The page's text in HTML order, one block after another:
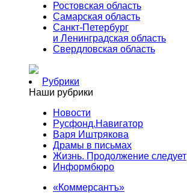
Ростовская область
Самарская область
Санкт-Петербург
и Ленинградская область
Свердловская область
Рубрики
Наши рубрики
Новости
Русфонд.Навигатор
Варя Иштрякова
Драмы в письмах
Жизнь. Продолжение следует
Информбюро
«Коммерсантъ»